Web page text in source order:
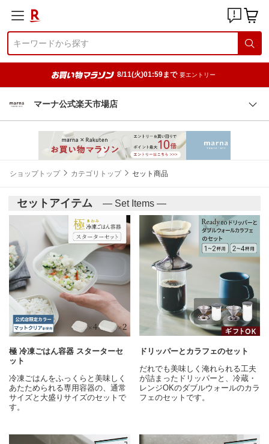
8/11(火)01:59まで 要エントリー
マーナ公式楽天市場店
ショップトップ カテゴリトップ セット商品
セットアイテム — Set Items —
極 冷凍ごはん容器 スターターセ
ット
冷凍ごはんをふっくらと美味しく
あたためられる専用容器の、通常
サイズと大盛りサイズのセットで
す。
ドリッパーとカラフェのセット
だれでも美味しく淹れられる工夫
が詰まったドリッパーと、冷蔵・
レンジOKのダブルウォールのカラ
フェのセットです。